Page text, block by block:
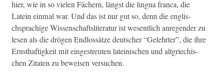
hier, wie in so vie­len Fäch­ern, längst die lin­gua fran­ca, die
Latein ein­mal war. Und das ist nur gut so, denn die englis­
chsprachige Wis­senschaft­slit­er­atur ist wesentlich anre­gen­der zu
lesen als die drö­gen End­lossätze deutsch­er “Gelehrter”, die ihre
Ern­sthaftigkeit mit eingestreuten lateinis­chen und alt­griechis­
chen Zitat­en zu beweisen versuchen.